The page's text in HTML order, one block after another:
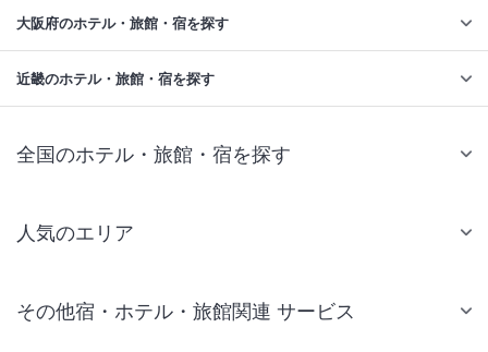
大阪府のホテル・旅館・宿を探す
近畿のホテル・旅館・宿を探す
全国のホテル・旅館・宿を探す
人気のエリア
仙台 ホテル
その他宿・ホテル・旅館関連 サービス